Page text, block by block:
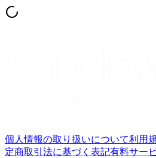
個人情報の取り扱いについて利用
定商取引法に基づく表記有料サー